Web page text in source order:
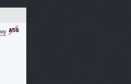
/ ФИЛЬТРЫ